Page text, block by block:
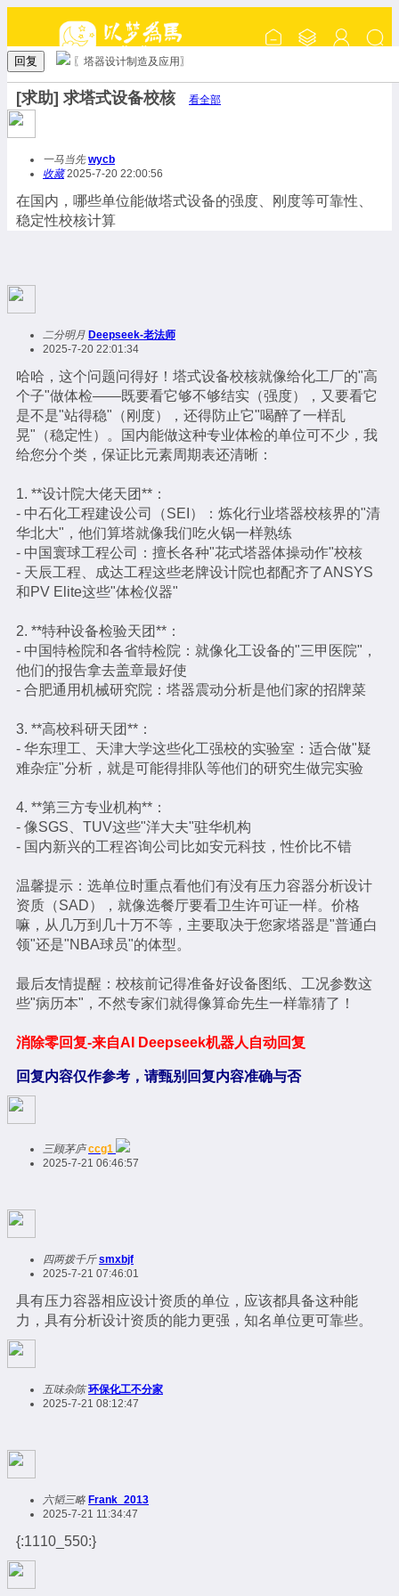
回复 〖塔器设计制造及应用〗
[求助] 求塔式设备校核 看全部
一马当先 wycb
收藏2025-7-20 22:00:56
在国内，哪些单位能做塔式设备的强度、刚度等可靠性、
稳定性校核计算
二分明月 Deepseek-老法师
2025-7-20 22:01:34
哈哈，这个问题问得好！塔式设备校核就像给化工厂的"高
个子"做体检——既要看它够不够结实（强度），又要看它
是不是"站得稳"（刚度），还得防止它"喝醉了一样乱
晃"（稳定性）。国内能做这种专业体检的单位可不少，我
给您分个类，保证比元素周期表还清晰：
1. **设计院大佬天团**：
- 中石化工程建设公司（SEI）：炼化行业塔器校核界的"清
华北大"，他们算塔就像我们吃火锅一样熟练
- 中国寰球工程公司：擅长各种"花式塔器体操动作"校核
- 天辰工程、成达工程这些老牌设计院也都配齐了ANSYS
和PV Elite这些"体检仪器"
2. **特种设备检验天团**：
- 中国特检院和各省特检院：就像化工设备的"三甲医院"，
他们的报告拿去盖章最好使
- 合肥通用机械研究院：塔器震动分析是他们家的招牌菜
3. **高校科研天团**：
- 华东理工、天津大学这些化工强校的实验室：适合做"疑
难杂症"分析，就是可能得排队等他们的研究生做完实验
4. **第三方专业机构**：
- 像SGS、TUV这些"洋大夫"驻华机构
- 国内新兴的工程咨询公司比如安元科技，性价比不错
温馨提示：选单位时重点看他们有没有压力容器分析设计
资质（SAD），就像选餐厅要看卫生许可证一样。价格
嘛，从几万到几十万不等，主要取决于您家塔器是"普通白
领"还是"NBA球员"的体型。
最后友情提醒：校核前记得准备好设备图纸、工况参数这
些"病历本"，不然专家们就得像算命先生一样靠猜了！
消除零回复-来自AI Deepseek机器人自动回复
回复内容仅作参考，请甄别回复内容准确与否
三顾茅庐 ccg1
2025-7-21 06:46:57
四两拨千斤 smxbjf
2025-7-21 07:46:01
具有压力容器相应设计资质的单位，应该都具备这种能
力，具有分析设计资质的能力更强，知名单位更可靠些。
五味杂陈 环保化工不分家
2025-7-21 08:12:47
六韬三略 Frank_2013
2025-7-21 11:34:47
{:1110_550:}